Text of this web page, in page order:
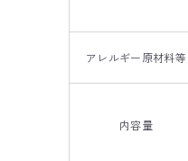
アレルギー原材料等
内容量